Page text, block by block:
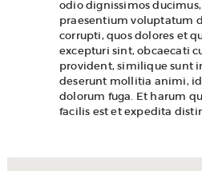
odio dignissimos
praesentium voluptatum
corrupti, quos dolores et
excepturi sint, obcaecati
provident, similique sunt
deserunt mollitia animi,
dolorum fuga. Et harum
facilis est et expedita